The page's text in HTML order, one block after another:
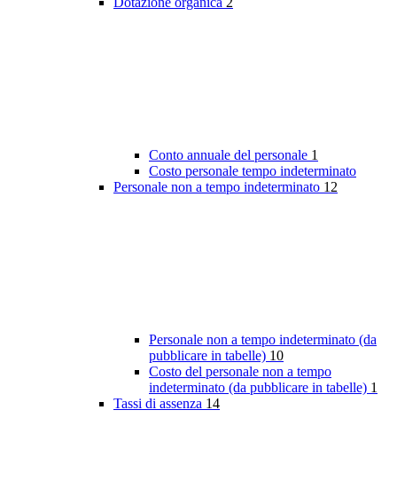
Conto annuale del personale 1
Costo personale tempo indeterminato
Personale non a tempo indeterminato 12
Personale non a tempo indeterminato (da
pubblicare in tabelle) 10
Costo del personale non a tempo
indeterminato (da pubblicare in tabelle) 1
Tassi di assenza 14